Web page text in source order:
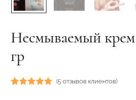
Несмываемый
гр
(5отзывов клиентов)